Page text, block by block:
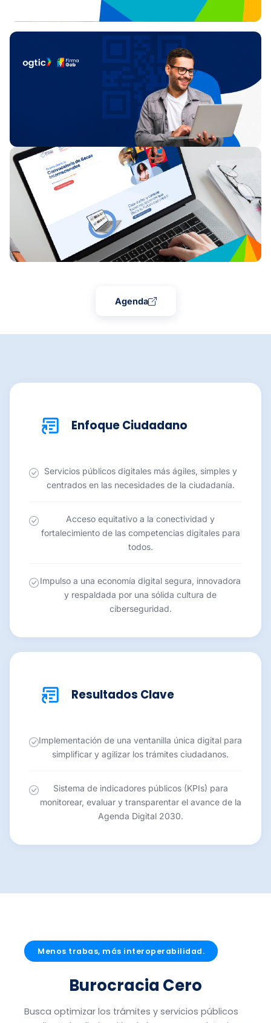
Agenda
Enfoque Ciudadano
Servicios públicos digitales más ágiles, simples y
centrados en las necesidades de la ciudadanía.
Acceso equitativo a la conectividad y
fortalecimiento de las competencias digitales para
todos.
Impulso a una economía digital segura, innovadora
y respaldada por una sólida cultura de
ciberseguridad.
Resultados Clave
Implementación de una ventanilla única digital para
simplificar y agilizar los trámites ciudadanos.
Sistema de indicadores públicos (KPIs) para
monitorear, evaluar y transparentar el avance de la
Agenda Digital 2030.
Menos trabas, más interoperabilidad.
Burocracia Cero
Busca optimizar los trámites y servicios públicos